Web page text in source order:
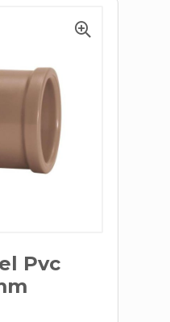
Pvc